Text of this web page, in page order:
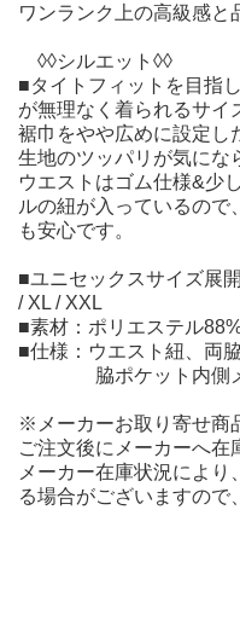
ワンランク上の高級感と
◊◊シルエット◊◊
■タイトフィットを目指
が無理なく着られるサイ
裾巾をやや広めに設定し
生地のツッパリが気にな
ウエストはゴム仕様&少
ルの紐が入っているので
も安心です。
■ユニセックスサイズ展
/ XL / XXL
■素材：ポリエステル
■仕様：ウエスト紐、両
脇ポケット内側メ
※メーカーお取り寄せ商
ご注文後にメーカーへ在
メーカー在庫状況によ
る場合がございますので